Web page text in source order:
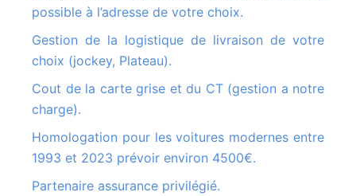
possible à l’adresse de votre choix.
Gestion de la logistique de livraison de votre
choix (jockey, Plateau).
Cout de la carte grise et du CT (gestion a notre
charge).
Homologation pour les voitures modernes entre
1993 et 2023 prévoir environ 4500€.
Partenaire assurance privilégié.